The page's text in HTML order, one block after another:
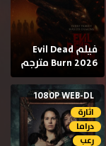
فيلم Evil Dead
Burn 2026 مترجم
1080P WEB-DL
اثارة
دراما
رعب